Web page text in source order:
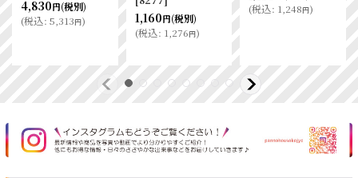
4,830円(税別)
(税込: 5,313円) 1,160円(税別)
(税込: 1,276円)
(税込: 1,248円)